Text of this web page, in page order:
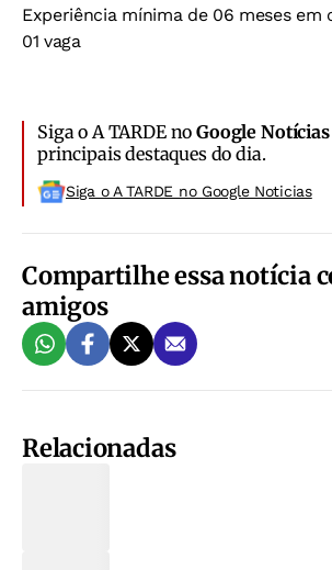
Experiência mínima de 06 meses em
01 vaga
Siga o A TARDE noGoogle Notícias
principais destaques do dia.
Siga o A TARDE no Google Noticias
Compartilhe essa notícia
amigos
Relacionadas